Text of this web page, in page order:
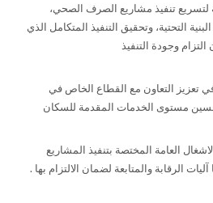
لتسريع تنفيذ مشاريع الصرف الصحي،
التحتية، وتحقيق التنفيذ المتكامل الذي
وجودة التنفيذ
تعزيز التعاون مع القطاع الخاص في
مستوى الخدمات المقدمة للسكان
العامة المختصة بتنفيذ المشاريع
الرقابة والمتابعة لضمان الالتزام بها .